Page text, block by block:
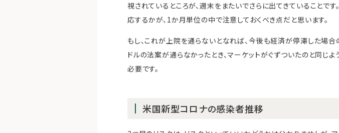
視されているところが、週末をまたいでさらに出てきていることで
応するかが、1か月単位の中で注意しておくべき点だと思います。
もし、これが上院を通らないとなれば、今後も経済が停滞した場
ドルの法案が通らなかったとき、マーケットがぐずついたのと同じ
必要です。
米国新型コロナの感染者推移